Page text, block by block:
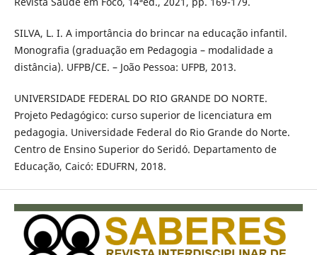
SILVA, L. I. A importância do brincar na educação infantil.
Monografia (graduação em Pedagogia – modalidade a
distância). UFPB/CE. – João Pessoa: UFPB, 2013.
UNIVERSIDADE FEDERAL DO RIO GRANDE DO NORTE.
Projeto Pedagógico: curso superior de licenciatura em
pedagogia. Universidade Federal do Rio Grande do Norte.
Centro de Ensino Superior do Seridó. Departamento de
Educação, Caicó: EDUFRN, 2018.